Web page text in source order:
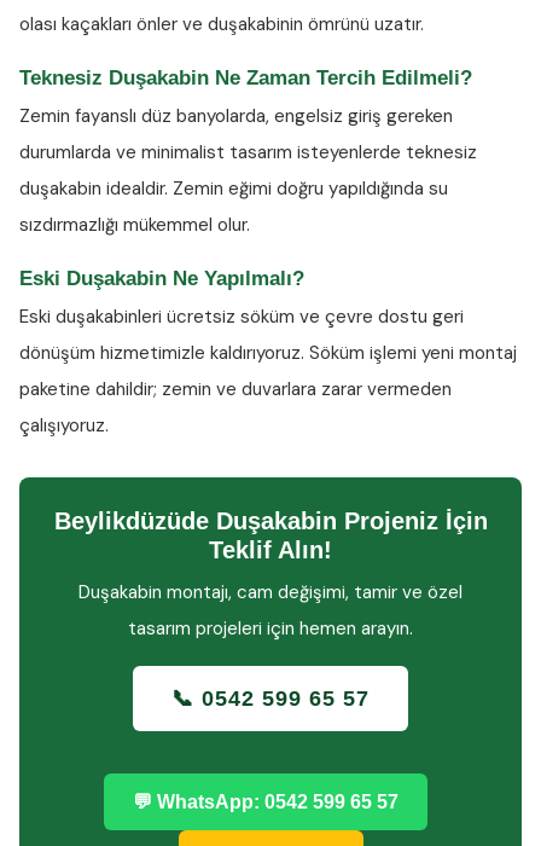
olası kaçakları önler ve duşakabinin ömrünü uzatır.
Teknesiz Duşakabin Ne Zaman Tercih Edilmeli?
Zemin fayanslı düz banyolarda, engelsiz giriş gereken
durumlarda ve minimalist tasarım isteyenlerde teknesiz
duşakabin idealdir. Zemin eğimi doğru yapıldığında su
sızdırmazlığı mükemmel olur.
Eski Duşakabin Ne Yapılmalı?
Eski duşakabinleri ücretsiz söküm ve çevre dostu geri
dönüşüm hizmetimizle kaldırıyoruz. Söküm işlemi yeni montaj
paketine dahildir; zemin ve duvarlara zarar vermeden
çalışıyoruz.
Beylikdüzüde Duşakabin Projeniz İçin
Teklif Alın!
Duşakabin montajı, cam değişimi, tamir ve özel
tasarım projeleri için hemen arayın.
📞 0542 599 65 57
💬 WhatsApp: 0542 599 65 57